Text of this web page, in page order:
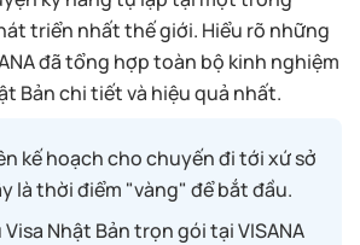
triển nhất thế giới. Hiểu rõ những
đã tổng hợp toàn bộ kinh nghiệm
Bản chi tiết và hiệu quả nhất.
kế hoạch cho chuyến đi tới xứ sở
là thời điểm "vàng" để bắt đầu.
Nhật Bản trọn gói tại VISANA